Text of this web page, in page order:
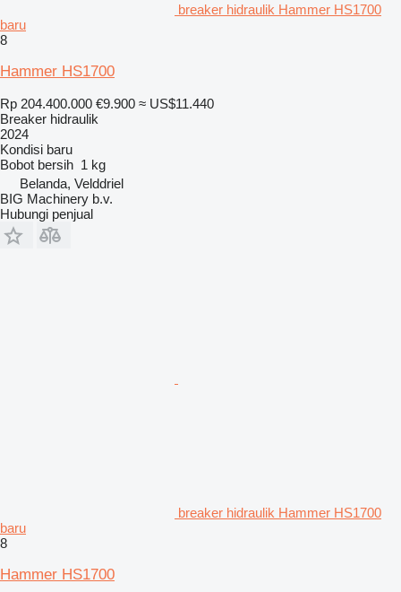
breaker hidraulik Hammer HS1700
baru
8
Hammer HS1700
Rp 204.400.000 €9.900 ≈ US$11.440
Breaker hidraulik
2024
Kondisi baru
Bobot bersih 1 kg
Belanda, Velddriel
BIG Machinery b.v.
Hubungi penjual
breaker hidraulik Hammer HS1700
baru
8
Hammer HS1700